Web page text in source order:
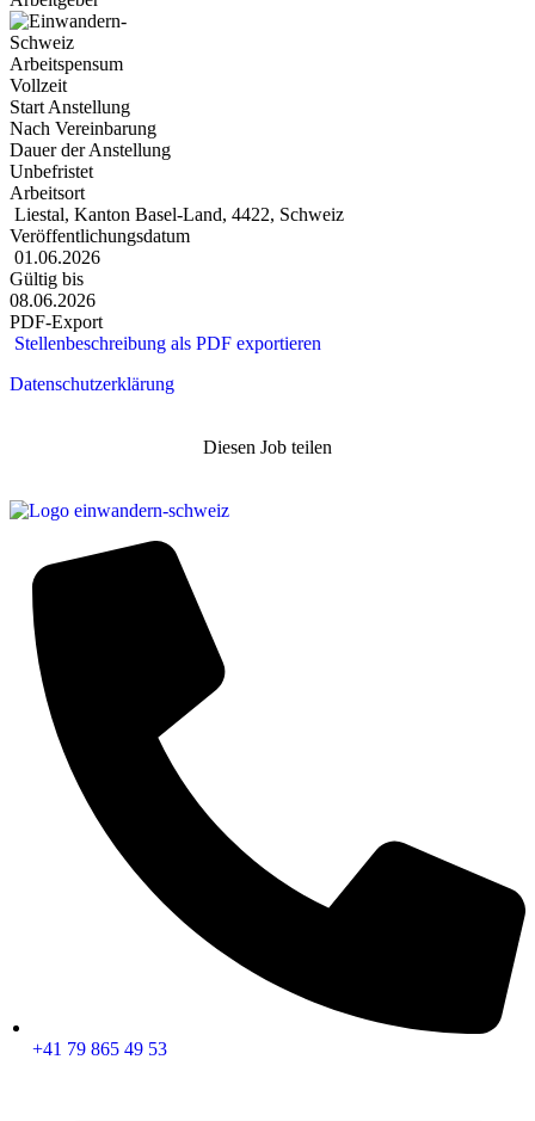
Arbeitspensum
Vollzeit
Start Anstellung
Nach Vereinbarung
Dauer der Anstellung
Unbefristet
Arbeitsort
Liestal, Kanton Basel-Land, 4422, Schweiz
Veröffentlichungsdatum
01.06.2026
Gültig bis
08.06.2026
PDF-Export
Stellenbeschreibung als PDF exportieren
Datenschutzerklärung
Diesen Job teilen
+41 79 865 49 53